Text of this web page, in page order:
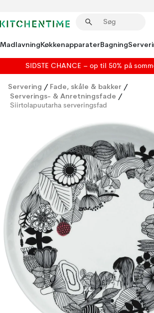
MadlavningKøkkenapparaterBagning
SIDSTE CHANCE – op til 50% på
Servering / Fade, skåle & bakker /
Serverings- & Anretningsfade /
Siirtolapuutarha serveringsfad